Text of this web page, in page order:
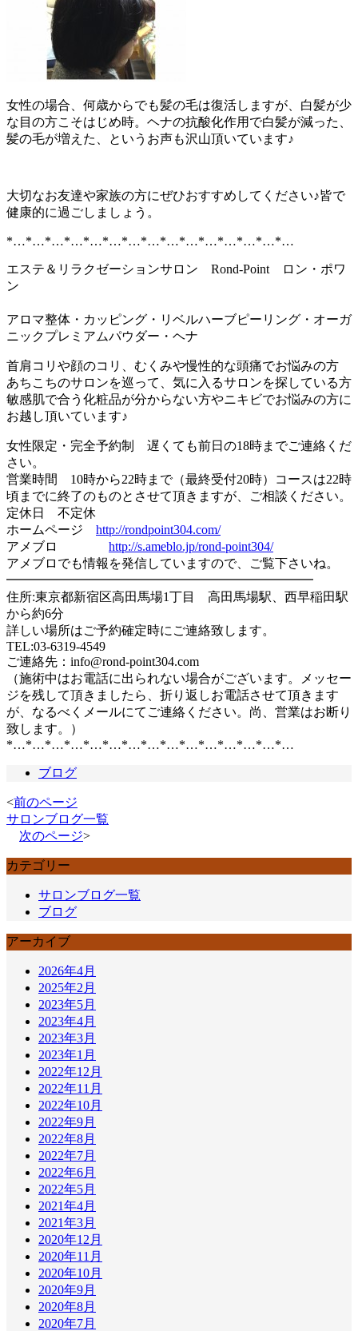
女性の場合、何歳からでも髪の毛は復活しますが、白髪が少
な目の方こそはじめ時。ヘナの抗酸化作用で白髪が減った、
髪の毛が増えた、というお声も沢山頂いています♪
大切なお友達や家族の方にぜひおすすめしてください♪皆で
健康的に過ごしましょう。
*…*…*…*…*…*…*…*…*…*…*…*…*…*…*…
エステ＆リラクゼーションサロン Rond-Point ロン・ポワ
ン
アロマ整体・カッピング・リベルハーブピーリング・オーガ
ニックプレミアムパウダー・ヘナ
首肩コリや顔のコリ、むくみや慢性的な頭痛でお悩みの方
あちこちのサロンを巡って、気に入るサロンを探している方
敏感肌で合う化粧品が分からない方やニキビでお悩みの方に
お越し頂いています♪
女性限定・完全予約制 遅くても前日の18時までご連絡くだ
さい。
営業時間 10時から22時まで（最終受付20時）コースは22時
頃までに終了のものとさせて頂きますが、ご相談ください。
定休日 不定休
ホームページ http://rondpoint304.com/
アメブロ http://s.ameblo.jp/rond-point304/
アメブロでも情報を発信していますので、ご覧下さいね。
━━━━━━━━━━━━━━━━━━━━━━━━
住所:東京都新宿区高田馬場1丁目 高田馬場駅、西早稲田駅
から約6分
詳しい場所はご予約確定時にご連絡致します。
TEL:03-6319-4549
ご連絡先：info@rond-point304.com
（施術中はお電話に出られない場合がございます。メッセー
ジを残して頂きましたら、折り返しお電話させて頂きます
が、なるべくメールにてご連絡ください。尚、営業はお断り
致します。）
*…*…*…*…*…*…*…*…*…*…*…*…*…*…*…
ブログ
<前のページ
サロンブログ一覧
次のページ>
カテゴリー
サロンブログ一覧
ブログ
アーカイブ
2026年4月
2025年2月
2023年5月
2023年4月
2023年3月
2023年1月
2022年12月
2022年11月
2022年10月
2022年9月
2022年8月
2022年7月
2022年6月
2022年5月
2021年4月
2021年3月
2020年12月
2020年11月
2020年10月
2020年9月
2020年8月
2020年7月